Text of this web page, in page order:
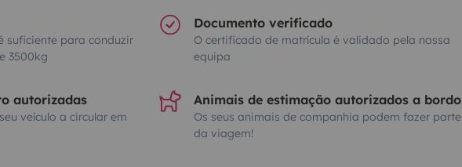
suficiente para conduzir
3500kg
Documento verificado
O certificado de matrícula é validado pela nossa
equipa
autorizadas
veículo a circular em
Animais de estimação autorizados a bordo
Os seus animais de companhia podem fazer parte
da viagem!